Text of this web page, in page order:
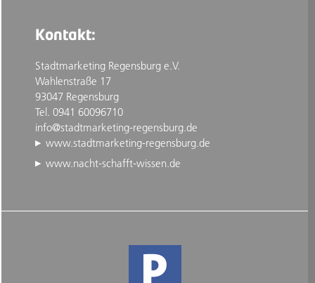
Kontakt:
Stadtmarketing Regensburg e.V.
Wahlenstraße 17
93047 Regensburg
Tel. 0941 60096710
info@stadtmarketing-regensburg.de
www.stadtmarketing-regensburg.de
www.nacht-schafft-wissen.de